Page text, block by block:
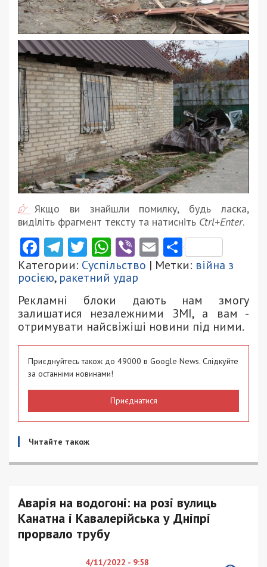
Якщо ви знайшли помилку, будь ласка,
виділіть фрагмент тексту та натисніть Ctrl+Enter.
Facebook
Telegram
Twitter
WhatsApp
ViberEmail
Категории: Суспільство | Метки: війна з
росією, ракетний удар
Рекламні блоки дають нам змогу
залишатися незалежними ЗМІ, а вам -
отримувати найсвіжіші новини під ними.
Приєднуйтесь також до 49000 в Google News. Слідкуйте
за останніми новинами!
Приєднатися
Читайте також
Аварія на водогоні: на розі вулиць
Канатна і Кавалерійська у Дніпрі
прорвало трубу
4/11/2022 - 9:58